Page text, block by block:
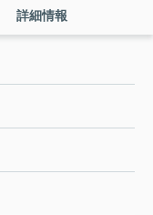
詳細情報